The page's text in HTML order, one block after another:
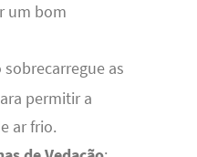
um bom
sobrecarregue as
permitir a
ar frio.